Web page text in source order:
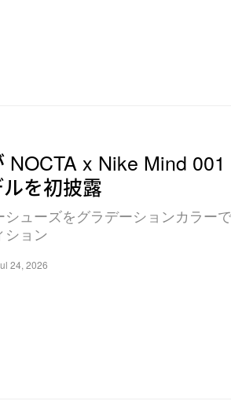
NOCTA x Nike Mind 001
を初披露
シューズをグラデーションカラー
ション
24, 2026